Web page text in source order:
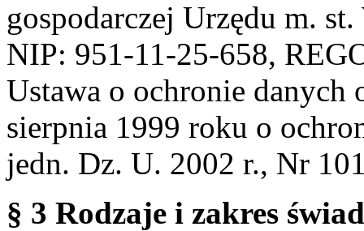
gospodarczej Urzędu m.
NIP: 951-11-25-658,
Ustawa o ochronie danych
sierpnia 1999 roku o
jedn. Dz. U. 2002 r., Nr
§ 3 Rodzaje i zakres